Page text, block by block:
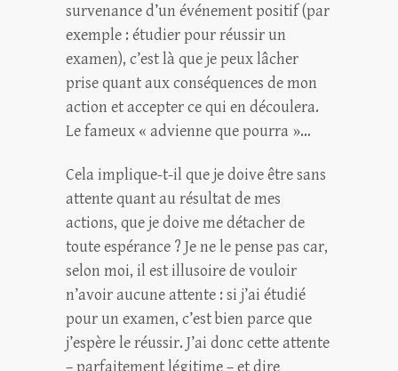
survenance d’un événement positif (par
exemple : étudier pour réussir un
examen), c’est là que je peux lâcher
prise quant aux conséquences de mon
action et accepter ce qui en découlera.
Le fameux « advienne que pourra »…
Cela implique-t-il que je doive être sans
attente quant au résultat de mes
actions, que je doive me détacher de
toute espérance ? Je ne le pense pas car,
selon moi, il est illusoire de vouloir
n’avoir aucune attente : si j’ai étudié
pour un examen, c’est bien parce que
j’espère le réussir. J’ai donc cette attente
– parfaitement légitime – et dire